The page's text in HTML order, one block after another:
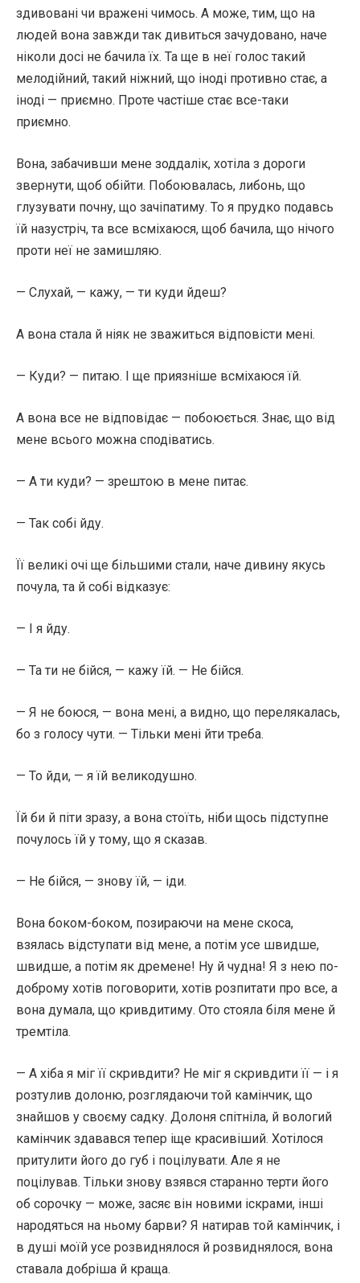
здивовані чи вражені чимось. А може, тим, що на
людей вона завжди так дивиться зачудовано, наче
ніколи досі не бачила їх. Та ще в неї голос такий
мелодійний, такий ніжний, що іноді противно стає, а
іноді — приємно. Проте частіше стає все-таки
приємно.
Вона, забачивши мене зоддалік, хотіла з дороги
звернути, щоб обійти. Побоювалась, либонь, що
глузувати почну, що зачіпатиму. То я прудко подавсь
їй назустріч, та все всміхаюся, щоб бачила, що нічого
проти неї не замишляю.
— Слухай, — кажу, — ти куди йдеш?
А вона стала й ніяк не зважиться відповісти мені.
— Куди? — питаю. І ще приязніше всміхаюся їй.
А вона все не відповідає — побоюється. Знає, що від
мене всього можна сподіватись.
— А ти куди? — зрештою в мене питає.
— Так собі йду.
Її великі очі ще більшими стали, наче дивину якусь
почула, та й собі відказує:
— І я йду.
— Та ти не бійся, — кажу їй. — Не бійся.
— Я не боюся, — вона мені, а видно, що перелякалась,
бо з голосу чути. — Тільки мені йти треба.
— То йди, — я їй великодушно.
Їй би й піти зразу, а вона стоїть, ніби щось підступне
почулось їй у тому, що я сказав.
— Не бійся, — знову їй, — іди.
Вона боком-боком, позираючи на мене скоса,
взялась відступати від мене, а потім усе швидше,
швидше, а потім як дремене! Ну й чудна! Я з нею по-
доброму хотів поговорити, хотів розпитати про все, а
вона думала, що кривдитиму. Ото стояла біля мене й
тремтіла.
— А хіба я міг її скривдити? Не міг я скривдити її — і я
розтулив долоню, розглядаючи той камінчик, що
знайшов у своєму садку. Долоня спітніла, й вологий
камінчик здавався тепер іще красивіший. Хотілося
притулити його до губ і поцілувати. Але я не
поцілував. Тільки знову взявся старанно терти його
об сорочку — може, засяє він новими іскрами, інші
народяться на ньому барви? Я натирав той камінчик, і
в душі моїй усе розвиднялося й розвиднялося, вона
ставала добріша й краща.